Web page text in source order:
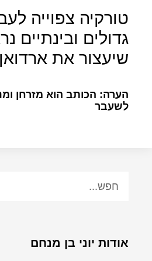
טורקיה צפוייה
גדולים ובינתיים
שיעצור את
הערה: הכותב הוא מזרחן
לשעבר
אודות יוני בן מנחם